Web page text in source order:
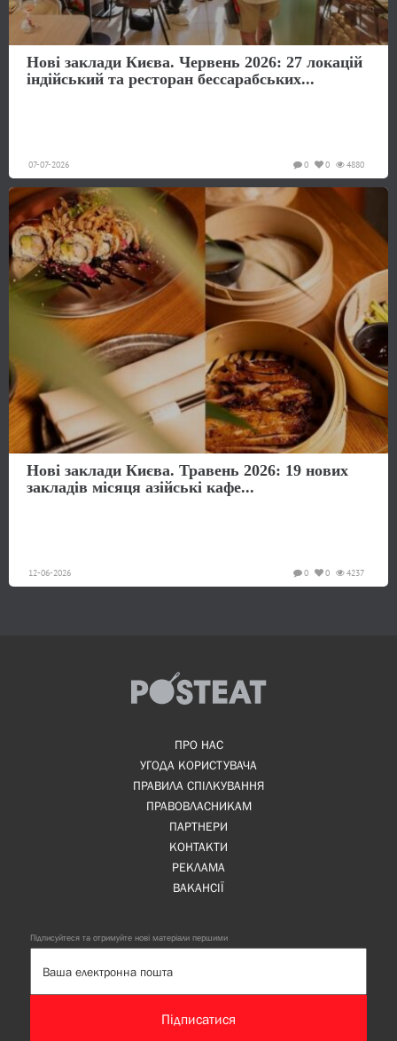
Нові заклади Києва. Червень 2026: 27 локацій
індійський та ресторан бессарабських...
07-07-2026 4880
0
0
Нові заклади Києва. Травень 2026: 19 нових
закладів місяця азійські кафе...
12-06-2026 4237
0
0
ПРО НАС
УГОДА КОРИСТУВАЧА
ПРАВИЛА СПІЛКУВАННЯ
ПРАВОВЛАСНИКАМ
ПАРТНЕРИ
КОНТАКТИ
РЕКЛАМА
ВАКАНСІЇ
Підписуйтеся та отримуйте нові матеріали першими
Підписатися